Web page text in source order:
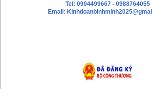
Tel: 0904499667 - 0988764055
Email: